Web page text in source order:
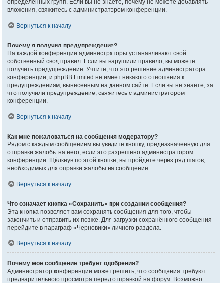
определённых групп. Если вы не знаете, почему не можете добавлять
вложения, свяжитесь с администратором конференции.
Вернуться к началу
Почему я получил предупреждение?
На каждой конференции администраторы устанавливают свой
собственный свод правил. Если вы нарушили правило, вы можете
получить предупреждение. Учтите, что это решение администратора
конференции, и phpBB Limited не имеет никакого отношения к
предупреждениям, вынесенным на данном сайте. Если вы не знаете, за
что получили предупреждение, свяжитесь с администратором
конференции.
Вернуться к началу
Как мне пожаловаться на сообщения модератору?
Рядом с каждым сообщением вы увидите кнопку, предназначенную для
отправки жалобы на него, если это разрешено администратором
конференции. Щёлкнув по этой кнопке, вы пройдёте через ряд шагов,
необходимых для оправки жалобы на сообщение.
Вернуться к началу
Что означает кнопка «Сохранить» при создании сообщения?
Эта кнопка позволяет вам сохранять сообщения для того, чтобы
закончить и отправить их позже. Для загрузки сохранённого сообщения
перейдите в параграф «Черновики» личного раздела.
Вернуться к началу
Почему моё сообщение требует одобрения?
Администратор конференции может решить, что сообщения требуют
предварительного просмотра перед отправкой на форум. Возможно